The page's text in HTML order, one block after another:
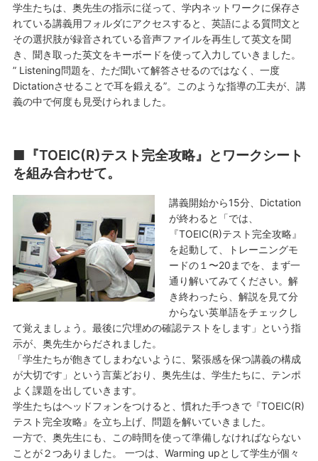
学生たちは、奥先生の指示に従って、学内ネットワークに保存さ
れている講義用フォルダにアクセスすると、英語による質問文と
その選択肢が録音されている音声ファイルを再生して英文を聞
き、聞き取った英文をキーボードを使って入力していきました。
” Listening問題を、ただ聞いて解答させるのではなく、一度
Dictationさせることで耳を鍛える”。このような指導の工夫が、講
義の中で何度も見受けられました。
■『TOEIC(R)テスト完全攻略』とワークシート
を組み合わせて。
講義開始から15分、Dictation
が終わると「では、
『TOEIC(R)テスト完全攻略』
を起動して、トレーニングモ
ードの１〜20までを、まず一
通り解いてみてください。解
き終わったら、解説を見て分
からない英単語をチェックし
て覚えましょう。最後に穴埋めの確認テストをします」という指
示が、奥先生からだされました。
「学生たちが飽きてしまわないように、緊張感を保つ講義の構成
が大切です」という言葉どおり、奥先生は、学生たちに、テンポ
よく課題を出していきます。
学生たちはヘッドフォンをつけると、慣れた手つきで『TOEIC(R)
テスト完全攻略』を立ち上げ、問題を解いていきました。
一方で、奥先生にも、この時間を使って準備しなければならない
ことが２つありました。 一つは、Warming upとして学生が個々